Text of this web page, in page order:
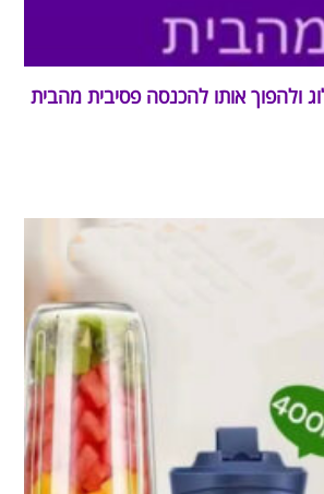
ולהפוך אותו להכנסה פסיבית מהבית